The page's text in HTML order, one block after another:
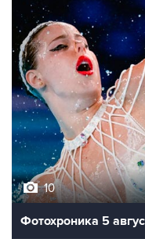
10
Фотохроника 5